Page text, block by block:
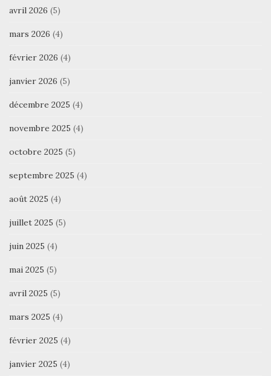
avril 2026 (5)
mars 2026 (4)
février 2026 (4)
janvier 2026 (5)
décembre 2025 (4)
novembre 2025 (4)
octobre 2025 (5)
septembre 2025 (4)
août 2025 (4)
juillet 2025 (5)
juin 2025 (4)
mai 2025 (5)
avril 2025 (5)
mars 2025 (4)
février 2025 (4)
janvier 2025 (4)